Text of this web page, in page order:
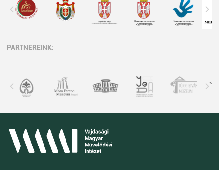
PARTNEREINK: